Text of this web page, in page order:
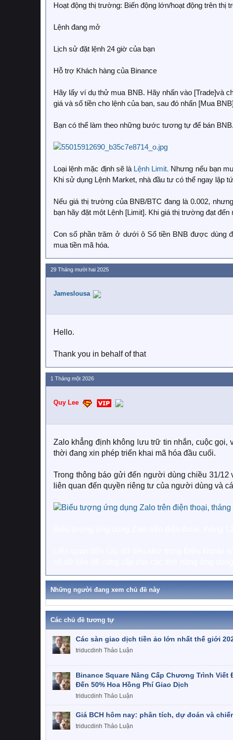
Hoạt động thị trường: Biến động lớn/hoạt động trên thị
Lệnh đang mở
Lịch sử đặt lệnh 24 giờ của bạn
Hỗ trợ Khách hàng của Binance
Hãy lấy ví dụ thử mua BNB. Hãy nhấn vào [Trade]và
giá và số tiền cho lệnh của bạn, sau đó nhấn [Mua
Bạn có thể làm theo những bước tương tự để bán BNB.
Loại lệnh mặc định sẽ là Lệnh Limit. Nhưng nếu bạn
Khi sử dụng Lệnh Market, nhà đầu tư có thể ngay lập
Nếu giá thị trường của BNB/BTC đang là 0.002,
bạn hãy đặt một Lệnh [Limit]. Khi giá thị trường đạt
Con số phần trăm ở dưới ô Số tiền BNB được dùng
mua tiền mã hóa.
29 Tháng mười hai 2025
Jameslousa
Hello.
Thank you in behalf of that
1 Tháng một 2026
Quy Lee
Zalo khẳng định không lưu trữ tin nhắn, cuộc gọi,
thời đang xin phép triển khai mã hóa đầu cuối.
Trong thông báo gửi đến người dùng chiều 31/
liên quan đến quyền riêng tư của người dùng và
Những người đang xem chủ đề này
Các chủ đề tương tự
Các sàn giao dịch tiền ảo lớn nhất thế giới
triducdinh Thảo Luận
Binance Square Nâng Cấp Chương Trình Viết
Đến 50% Hoa Hồng Phí Giao Dịch
triducdinh Thảo Luận
Giá BCH hôm nay: phân tích, dự đoán và
triducdinh Thảo Luận